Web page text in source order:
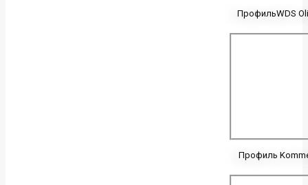
ПрофильWDS
Профиль